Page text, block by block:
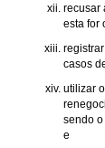
recusar
esta for
casos
utilizar
sendo
e